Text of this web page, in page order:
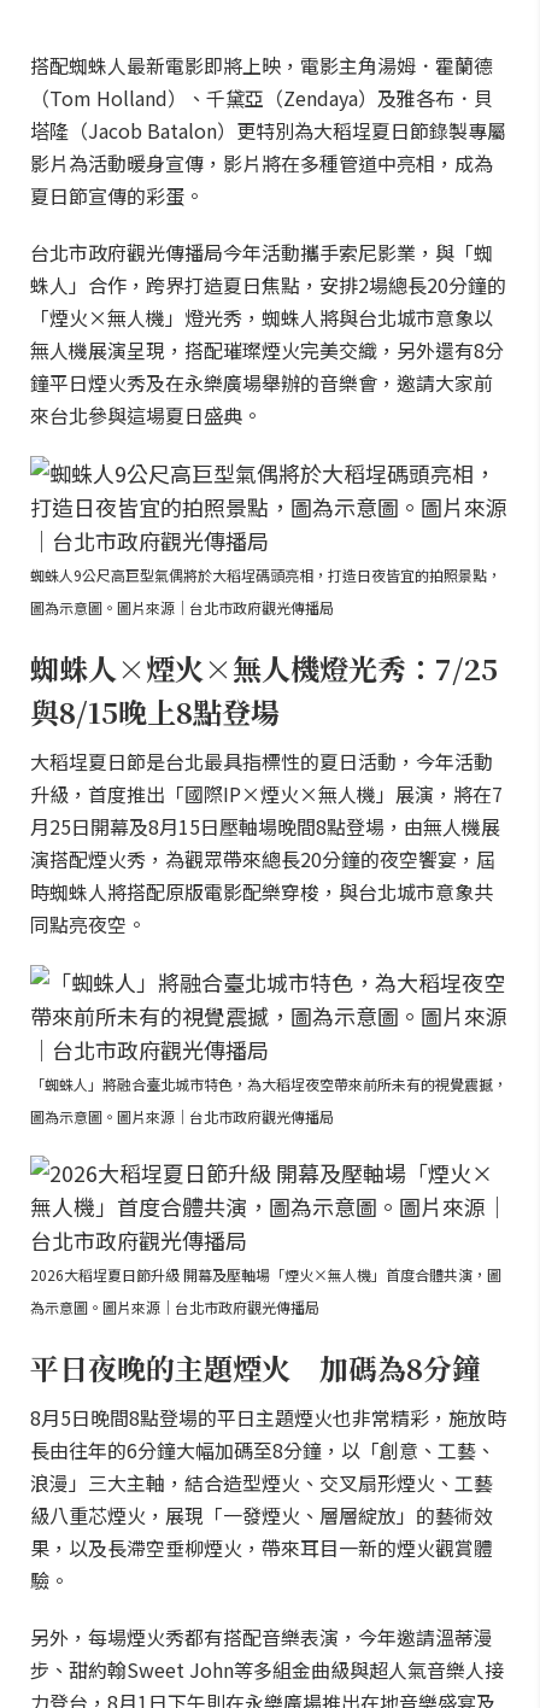
搭配蜘蛛人最新電影即將上映，電影主角湯姆．霍蘭德
（Tom Holland）、千黛亞（Zendaya）及雅各布．貝
塔隆（Jacob Batalon）更特別為大稻埕夏日節錄製專屬
影片為活動暖身宣傳，影片將在多種管道中亮相，成為
夏日節宣傳的彩蛋。
台北市政府觀光傳播局今年活動攜手索尼影業，與「蜘
蛛人」合作，跨界打造夏日焦點，安排2場總長20分鐘的
「煙火×無人機」燈光秀，蜘蛛人將與台北城市意象以
無人機展演呈現，搭配璀璨煙火完美交織，另外還有8分
鐘平日煙火秀及在永樂廣場舉辦的音樂會，邀請大家前
來台北參與這場夏日盛典。
蜘蛛人9公尺高巨型氣偶將於大稻埕碼頭亮相，打造日夜皆宜的拍照景點，
圖為示意圖。圖片來源｜台北市政府觀光傳播局
蜘蛛人×煙火×無人機燈光秀：7/25
與8/15晚上8點登場
大稻埕夏日節是台北最具指標性的夏日活動，今年活動
升級，首度推出「國際IP×煙火×無人機」展演，將在7
月25日開幕及8月15日壓軸場晚間8點登場，由無人機展
演搭配煙火秀，為觀眾帶來總長20分鐘的夜空饗宴，屆
時蜘蛛人將搭配原版電影配樂穿梭，與台北城市意象共
同點亮夜空。
「蜘蛛人」將融合臺北城市特色，為大稻埕夜空帶來前所未有的視覺震撼，
圖為示意圖。圖片來源｜台北市政府觀光傳播局
2026大稻埕夏日節升級 開幕及壓軸場「煙火×無人機」首度合體共演，圖
為示意圖。圖片來源｜台北市政府觀光傳播局
平日夜晚的主題煙火 加碼為8分鐘
8月5日晚間8點登場的平日主題煙火也非常精彩，施放時
長由往年的6分鐘大幅加碼至8分鐘，以「創意、工藝、
浪漫」三大主軸，結合造型煙火、交叉扇形煙火、工藝
級八重芯煙火，展現「一發煙火、層層綻放」的藝術效
果，以及長滯空垂柳煙火，帶來耳目一新的煙火觀賞體
驗。
另外，每場煙火秀都有搭配音樂表演，今年邀請溫蒂漫
步、甜約翰Sweet John等多組金曲級與超人氣音樂人接
力登台，8月1日下午則在永樂廣場推出在地音樂盛宴及